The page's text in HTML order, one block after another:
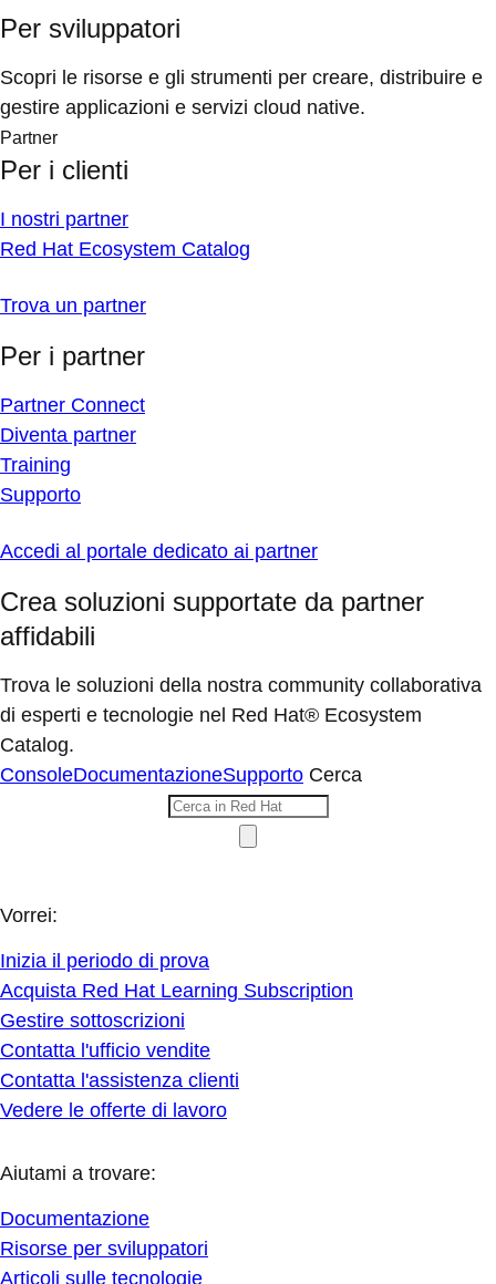
Per sviluppatori
Scopri le risorse e gli strumenti per creare, distribuire e
gestire applicazioni e servizi cloud native.
Partner
Per i clienti
I nostri partner
Red Hat Ecosystem Catalog
Trova un partner
Per i partner
Partner Connect
Diventa partner
Training
Supporto
Accedi al portale dedicato ai partner
Crea soluzioni supportate da partner
affidabili
Trova le soluzioni della nostra community collaborativa
di esperti e tecnologie nel Red Hat® Ecosystem
Catalog.
ConsoleDocumentazioneSupporto Cerca
Vorrei:
Inizia il periodo di prova
Acquista Red Hat Learning Subscription
Gestire sottoscrizioni
Contatta l'ufficio vendite
Contatta l'assistenza clienti
Vedere le offerte di lavoro
Aiutami a trovare:
Documentazione
Risorse per sviluppatori
Articoli sulle tecnologie